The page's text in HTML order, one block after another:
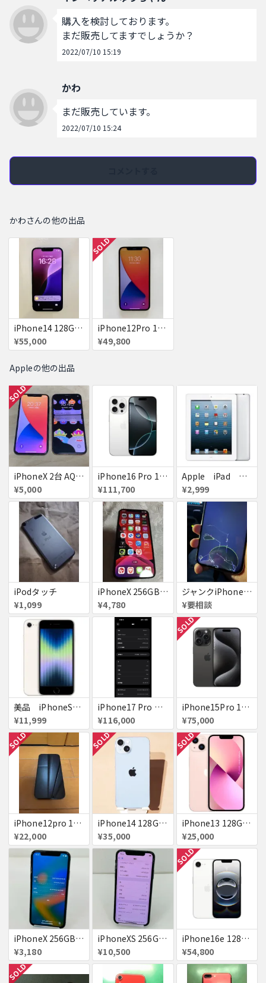
購入を検討しております。
まだ販売してますでしょうか？
2022/07/10 15:19
かわ
まだ販売しています。
2022/07/10 15:24
かわさんの他の出品
iPhone14 128GB softbank ミッドナイト 赤ロム 利用制限× 動作良好 バッテリー100%
¥55,000
SOLD
iPhone12Pro 128GB softbank ゴールド 赤ロム 利用制限× ガラス割れ 動作良好
¥49,800
Appleの他の出品
SOLD
iPhoneX 2台 AQUOSsense5g ジャンク品
¥5,000
iPhone16 Pro 128GB ホワイトチタニウム docomo 送料無料
¥111,700
Apple iPad ミニ
¥2,999
iPodタッチ
¥1,099
iPhoneX 256GB ▲softbank ジャンク スペースグレイ A1902 送料無料
¥4,780
ジャンクiPhone13ProMax 128GB ドコモ
¥要相談
美品 iPhoneSE２ ｉＯＳ１８
¥11,999
iPhone17 Pro Max 256GB 画面割れ
¥116,000
SOLD
iPhone15Pro 128GB ブラックチタニウム au
¥75,000
SOLD
iPhone12pro 128GB ブルー 赤ロム
¥22,000
SOLD
iPhone14 128GB Blue au 送料無料
¥35,000
SOLD
iPhone13 128GB ピンク docomo 送料無料
¥25,000
iPhoneX 256GB 赤ロム au ジャンク スペースグレイ A1902 送料無料
¥3,180
iPhoneXS 256GB 赤ロム 超美品 SoftBank ジャンク スペースグレイ MTE02J/A 送料無料
¥10,500
SOLD
iPhone16e 128GB ホワイト 送料無料
¥54,800
SOLD